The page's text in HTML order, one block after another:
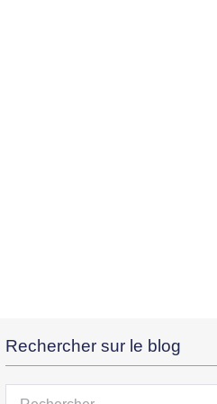
Rechercher sur le blog
Recherche